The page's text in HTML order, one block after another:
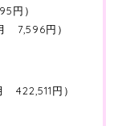
円）
7,596円）
422,511円）